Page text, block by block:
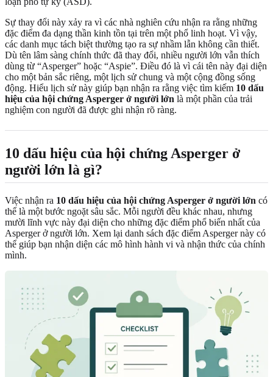
Sự thay đổi này xảy ra vì các nhà nghiên cứu nhận ra rằng những
đặc điểm đa dạng thần kinh tồn tại trên một phổ linh hoạt. Vì vậy,
các danh mục tách biệt thường tạo ra sự nhầm lẫn không cần thiết.
Dù tên lâm sàng chính thức đã thay đổi, nhiều người lớn vẫn thích
dùng từ “Asperger” hoặc “Aspie”. Điều đó là vì cái tên này đại diện
cho một bản sắc riêng, một lịch sử chung và một cộng đồng sống
động. Hiểu lịch sử này giúp bạn nhận ra rằng việc tìm kiếm 10 dấu
hiệu của hội chứng Asperger ở người lớn là một phần của trải
nghiệm con người đã được ghi nhận rõ ràng.
10 dấu hiệu của hội chứng Asperger ở
người lớn là gì?
Việc nhận ra 10 dấu hiệu của hội chứng Asperger ở người lớn có
thể là một bước ngoặt sâu sắc. Mỗi người đều khác nhau, nhưng
mười lĩnh vực này đại diện cho những đặc điểm phổ biến nhất của
Asperger ở người lớn. Xem lại danh sách đặc điểm Asperger này có
thể giúp bạn nhận diện các mô hình hành vi và nhận thức của chính
mình.